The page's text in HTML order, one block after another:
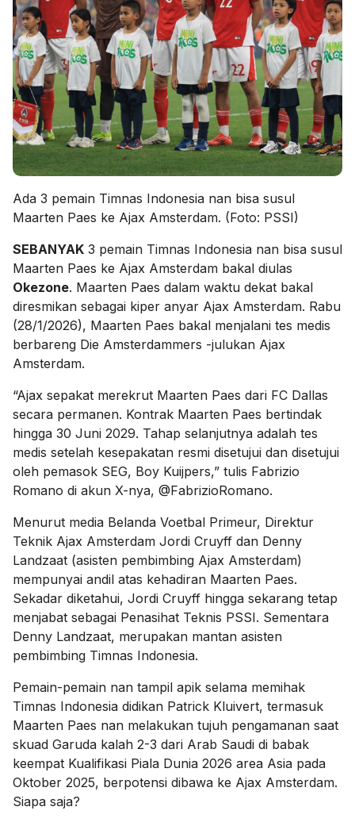
Ada 3 pemain Timnas Indonesia nan bisa susul
Maarten Paes ke Ajax Amsterdam. (Foto: PSSI)
SEBANYAK 3 pemain Timnas Indonesia nan bisa susul
Maarten Paes ke Ajax Amsterdam bakal diulas
Okezone. Maarten Paes dalam waktu dekat bakal
diresmikan sebagai kiper anyar Ajax Amsterdam. Rabu
(28/1/2026), Maarten Paes bakal menjalani tes medis
berbareng Die Amsterdammers -julukan Ajax
Amsterdam.
“Ajax sepakat merekrut Maarten Paes dari FC Dallas
secara permanen. Kontrak Maarten Paes bertindak
hingga 30 Juni 2029. Tahap selanjutnya adalah tes
medis setelah kesepakatan resmi disetujui dan disetujui
oleh pemasok SEG, Boy Kuijpers,” tulis Fabrizio
Romano di akun X-nya, @FabrizioRomano.
Menurut media Belanda Voetbal Primeur, Direktur
Teknik Ajax Amsterdam Jordi Cruyff dan Denny
Landzaat (asisten pembimbing Ajax Amsterdam)
mempunyai andil atas kehadiran Maarten Paes.
Sekadar diketahui, Jordi Cruyff hingga sekarang tetap
menjabat sebagai Penasihat Teknis PSSI. Sementara
Denny Landzaat, merupakan mantan asisten
pembimbing Timnas Indonesia.
Pemain-pemain nan tampil apik selama memihak
Timnas Indonesia didikan Patrick Kluivert, termasuk
Maarten Paes nan melakukan tujuh pengamanan saat
skuad Garuda kalah 2-3 dari Arab Saudi di babak
keempat Kualifikasi Piala Dunia 2026 area Asia pada
Oktober 2025, berpotensi dibawa ke Ajax Amsterdam.
Siapa saja?